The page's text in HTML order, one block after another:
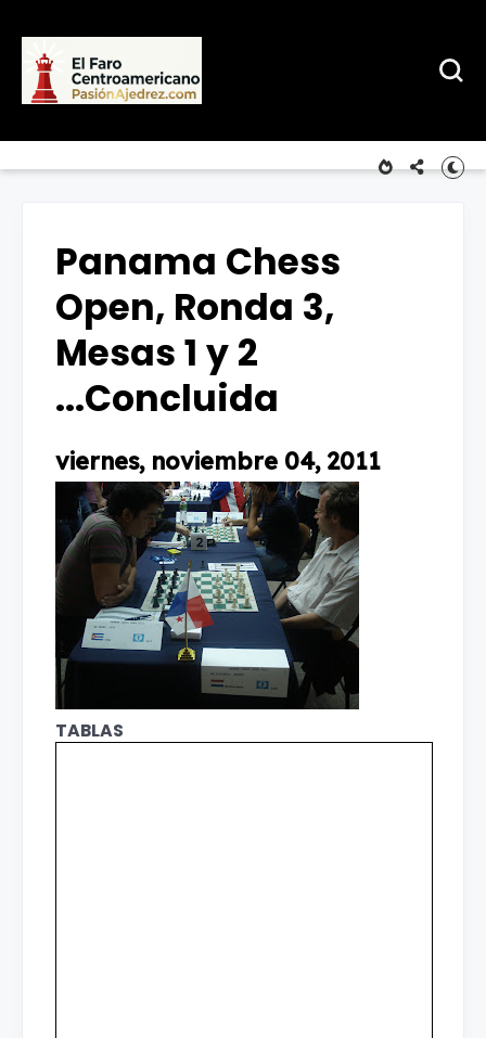
Panama Chess
Open, Ronda 3,
Mesas 1 y 2
...Concluida
viernes, noviembre 04, 2011
TABLAS